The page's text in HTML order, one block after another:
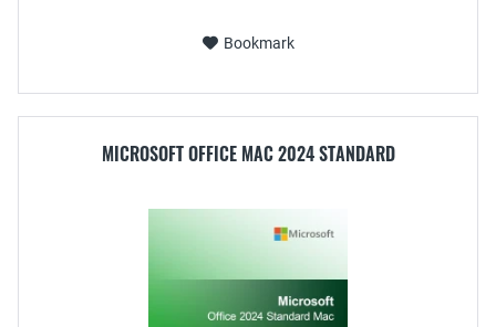
Bookmark
MICROSOFT OFFICE MAC 2024 STANDARD